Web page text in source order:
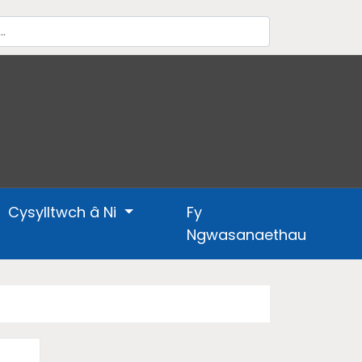
Cysylltwch â Ni
Fy
Ngwasanaethau